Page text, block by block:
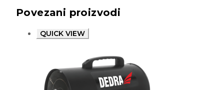
Povezani proizvodi
QUICK VIEW